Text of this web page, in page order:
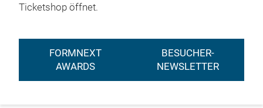
Ticketshop öffnet.
FORMNEXT
AWARDS
BESUCHER-
NEWSLETTER